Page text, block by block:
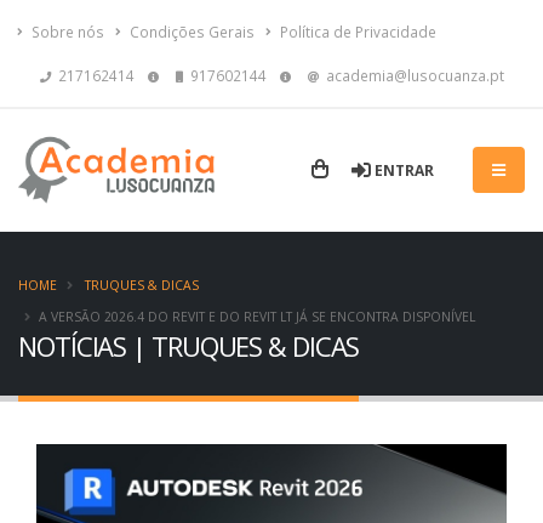
Sobre nós Condições Gerais Política de Privacidade
217162414 917602144 academia@lusocuanza.pt
ENTRAR
NOTÍCIAS | TRUQUES & DICAS
HOME
TRUQUES & DICAS
A VERSÃO 2026.4 DO REVIT E DO REVIT LT JÁ SE ENCONTRA DISPONÍVEL